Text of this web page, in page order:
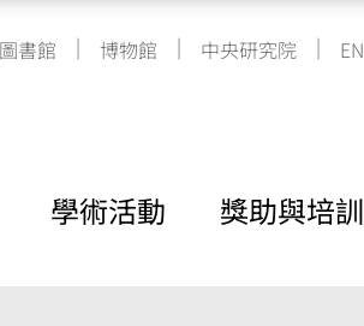
圖書館 | 博物館 | 中央研究院 | EN
學術活動 獎助與培訓